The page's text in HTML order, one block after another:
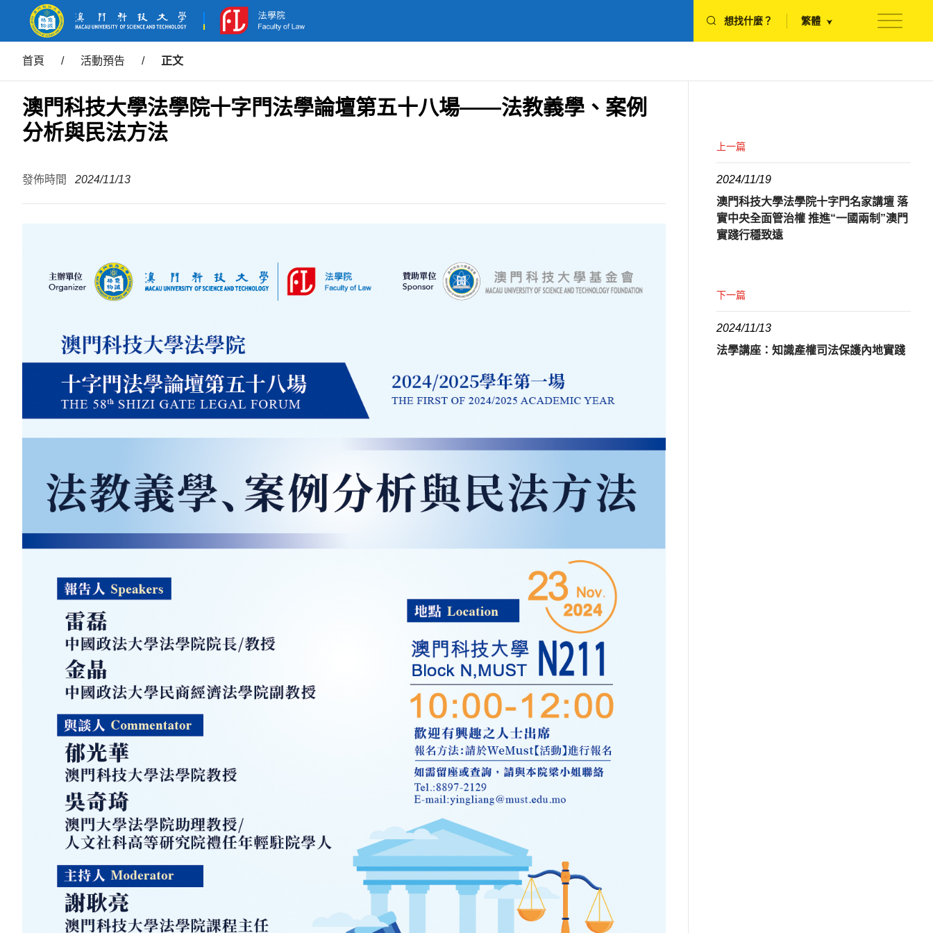
想找什麼？ 繁體
首頁 / 活動預告 / 正文
澳門科技大學法學院十字門法學論壇第五十八場——法教義學、案例
分析與民法方法
發佈時間 2024/11/13
上一篇
2024/11/19
澳門科技大學法學院十字門名家講壇 落
實中央全面管治權 推進“一國兩制”澳門
實踐行穩致遠
下一篇
2024/11/13
法學講座：知識產權司法保護內地實踐